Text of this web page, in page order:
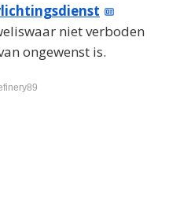
niet verboden
ongewenst is.